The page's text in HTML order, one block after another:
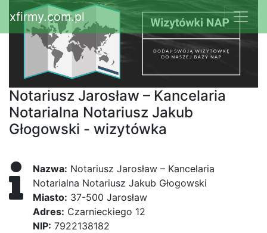
xfirmy.com.pl
Notariusz Jarosław – Kancelaria
Notarialna Notariusz Jakub
Głogowski - wizytówka
Nazwa: Notariusz Jarosław – Kancelaria
Notarialna Notariusz Jakub Głogowski
Miasto: 37-500 Jarosław
Adres: Czarnieckiego 12
NIP: 7922138182